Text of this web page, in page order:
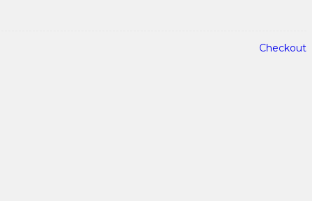
Checkout